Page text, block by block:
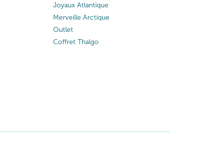
Joyaux Atlantique
Merveille Arctique
Outlet
Coffret Thalgo